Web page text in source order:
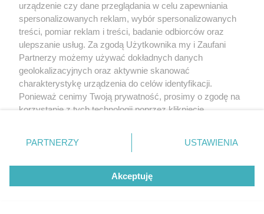
urządzenie czy dane przeglądania w celu zapewniania
spersonalizowanych reklam, wybór spersonalizowanych
treści, pomiar reklam i treści, badanie odbiorców oraz
ulepszanie usług. Za zgodą Użytkownika my i Zaufani
Partnerzy możemy używać dokładnych danych
geolokalizacyjnych oraz aktywnie skanować
charakterystykę urządzenia do celów identyfikacji.
Ponieważ cenimy Twoją prywatność, prosimy o zgodę na
korzystanie z tych technologii poprzez kliknięcie
zmienić/wycofać klikając przycisk ustawień prywatności
znajdujący się w lewym dolnym rogu strony
rodzaje przetwarzania danych nie wymagają zgody
użytkownika, ale masz prawo sprzeciwić się takiemu
przetwarzaniu. Preferencje będą miały zastosowanie tylko
PARTNERZY USTAWIENIA
Akceptuję